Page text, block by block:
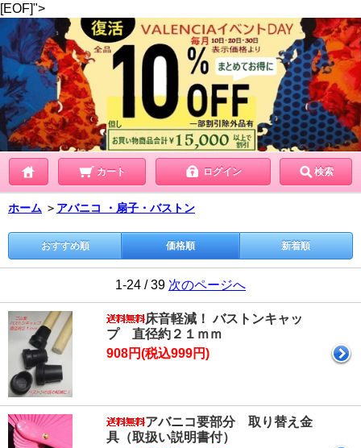
[EOF]">
カート ログイン 検索
ホーム ＞ アバニコ ・扇子・バストン
おすすめ順 価格順 新着順
1-24 / 39 次のページへ
床音軽減！ バストンキャッ
プ 直径約２１ｍｍ
908円(税込999円)
アバニコ要部分 取り替え金
具（取扱い説明書付）